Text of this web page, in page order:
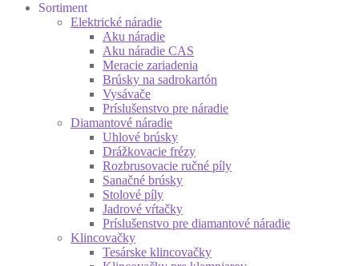
Sortiment
Elektrické náradie
Aku náradie
Aku náradie CAS
Meracie zariadenia
Brúsky na sadrokartón
Vysávače
Príslušenstvo pre náradie
Diamantové náradie
Uhlové brúsky
Drážkovacie frézy
Rozbrusovacie ručné píly
Sanačné brúsky
Stolové píly
Jadrové vŕtačky
Príslušenstvo pre diamantové náradie
Klincovačky
Tesárske klincovačky